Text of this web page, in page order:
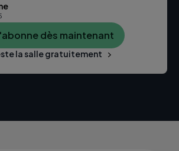
dès maintenant
la salle gratuitement